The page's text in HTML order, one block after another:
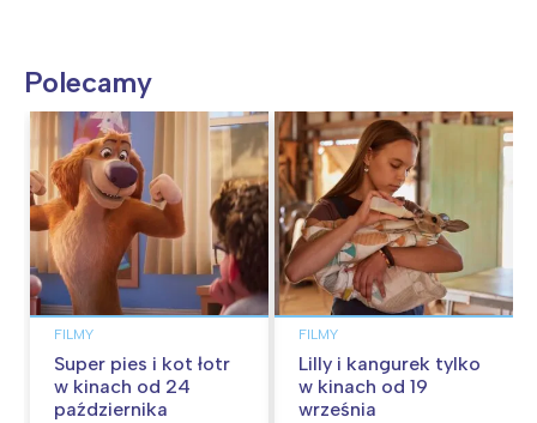
Polecamy
FILMY
Super pies i kot łotr
w kinach od 24
października
FILMY
Lilly i kangurek tylko
w kinach od 19
września